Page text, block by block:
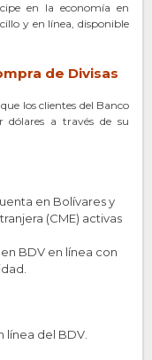
en la economía en
y en línea, disponible
de Divisas
los clientes del Banco
dólares a través de su
en Bolívares y
(CME) activas
BDV en línea con
línea del BDV.